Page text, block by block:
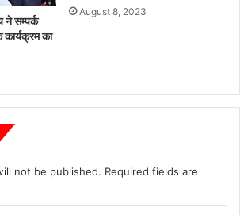
ने सम्पर्क
कार्यक्रम का
August 8, 2023
not be published. Required fields are